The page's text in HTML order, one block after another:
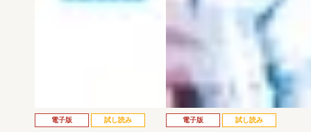
電子版 試し読み 電子版 試し読み